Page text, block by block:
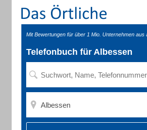
Mit Bewertungen für über 1 Mio. Unternehmen aus
Telefonbuch für Albessen